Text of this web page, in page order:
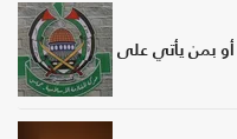
بمن يأتي على